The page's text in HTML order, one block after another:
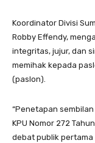
Koordinator Divisi
Robby Effendy,
integritas, jujur, dan
memihak kepada
(paslon).
“Penetapan
KPU Nomor 272
debat publik